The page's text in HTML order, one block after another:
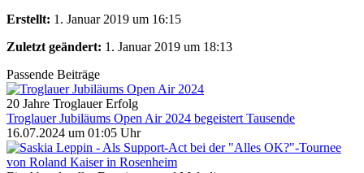
Erstellt: 1. Januar 2019 um 16:15
Zuletzt geändert: 1. Januar 2019 um 18:13
Passende Beiträge
20 Jahre Troglauer Erfolg
Troglauer Jubiläums Open Air 2024 begeistert Tausende
16.07.2024 um 01:05 Uhr